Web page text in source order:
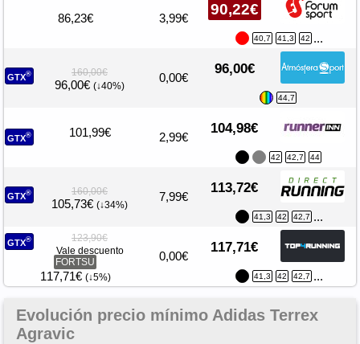
86,23€ 3,99€
90,22€
40,7 41,3 42 ...
GTX® 160,00€
96,00€ (↓40%)
0,00€
96,00€
44,7
GTX® 101,99€ 2,99€
104,98€
42 42,7 44
GTX® 160,00€
105,73€ (↓34%)
7,99€
113,72€
41,3 42 42,7 ...
GTX®
123,90€
Vale descuento
FORTSU
117,71€ (↓5%)
0,00€
117,71€
41,3 42 42,7 ...
Evolución precio mínimo Adidas Terrex
Agravic